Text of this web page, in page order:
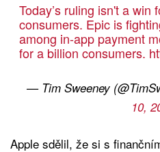
Today’s ruling isn't a win
consumers. Epic is
among in-app payment
for a billion consumers.
— Tim Sweeney
10,
Apple sdělil, že si s